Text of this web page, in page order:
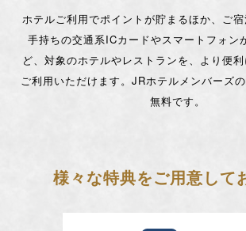
ホテルご利用でポイントが貯まるほか、ご
手持ちの交通系ICカードやスマートフォン
ど、対象のホテルやレストランを、より便
ご利用いただけます。 JRホテルメンバーズ
無料です。
様々な特典をご用意して